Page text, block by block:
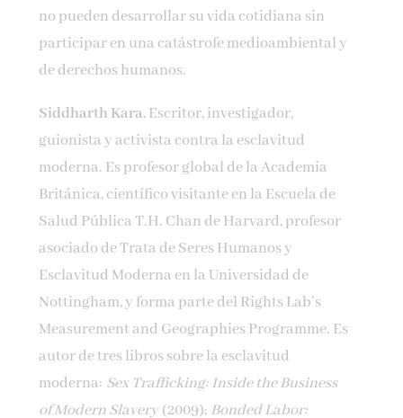
no pueden desarrollar su vida cotidiana sin
participar en una catástrofe medioambiental y
de derechos humanos.
Siddharth Kara.Escritor, investigador,
guionista y activista contra la esclavitud
moderna. Es profesor global de la Academia
Británica, científico visitante en la Escuela de
Salud Pública T.H. Chan de Harvard, profesor
asociado de Trata de Seres Humanos y
Esclavitud Moderna en la Universidad de
Nottingham, y forma parte del Rights Lab’s
Measurement and Geographies Programme. Es
autor de tres libros sobre la esclavitud
moderna: Sex Trafficking: Inside the Business
of Modern Slavery(2009); Bonded Labor: